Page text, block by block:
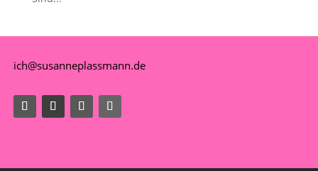
ich@susanneplassmann.de